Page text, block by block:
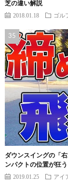
芝の違い解説
2018.01.18 ゴル
ダウンスイングの「
ンパクトの位置が狂
2019.01.25 アイ